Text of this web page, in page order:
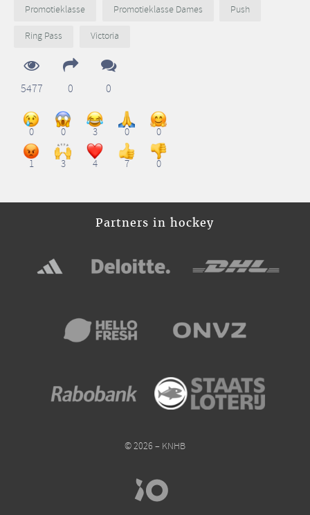
Promotieklasse
Promotieklasse Dames
Push
Ring Pass
Victoria
5477 0 0
0 0 3 0 0
1 3 4 7 0
Partners in hockey
© 2026 – KNHB